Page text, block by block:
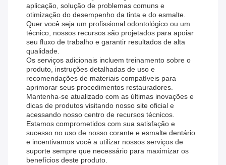
aplicação, solução de problemas comuns e
otimização do desempenho da tinta e do esmalte.
Quer você seja um profissional odontológico ou um
técnico, nossos recursos são projetados para apoiar
seu fluxo de trabalho e garantir resultados de alta
qualidade.
Os serviços adicionais incluem treinamento sobre o
produto, instruções detalhadas de uso e
recomendações de materiais compatíveis para
aprimorar seus procedimentos restauradores.
Mantenha-se atualizado com as últimas inovações e
dicas de produtos visitando nosso site oficial e
acessando nosso centro de recursos técnicos.
Estamos comprometidos com sua satisfação e
sucesso no uso de nosso corante e esmalte dentário
e incentivamos você a utilizar nossos serviços de
suporte sempre que necessário para maximizar os
benefícios deste produto.